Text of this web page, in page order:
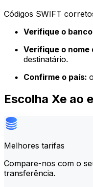
Códigos SWIFT
Verifique o
Verifique o nome
destinatário.
Confirme o país:
Escolha Xe ao
Melhores tarifas
Compare-nos com o
transferência.